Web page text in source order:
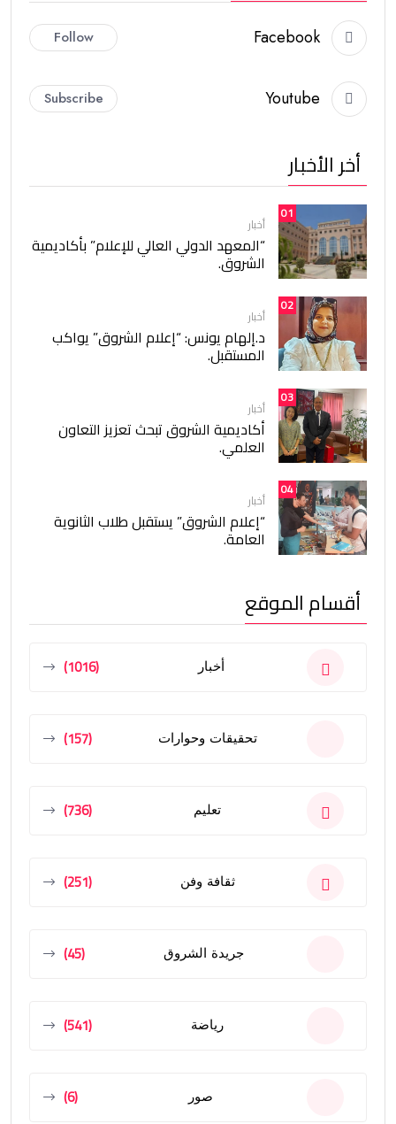
Facebook
Follow
Youtube
Subscribe
أخر الأخبار
01
أخبار
“المعهد الدولي العالي للإعلام” بأكاديمية
الشروق.
02
أخبار
د.إلهام يونس: “إعلام الشروق” يواكب
المستقبل.
03
أخبار
أكاديمية الشروق تبحث تعزيز التعاون
العلمي.
04
أخبار
“إعلام الشروق” يستقبل طلاب الثانوية
العامة.
أقسام الموقع
أخبار (1016)
تحقيقات وحوارات (157)
تعليم (736)
ثقافة وفن (251)
جريدة الشروق (45)
رياضة (541)
صور (6)